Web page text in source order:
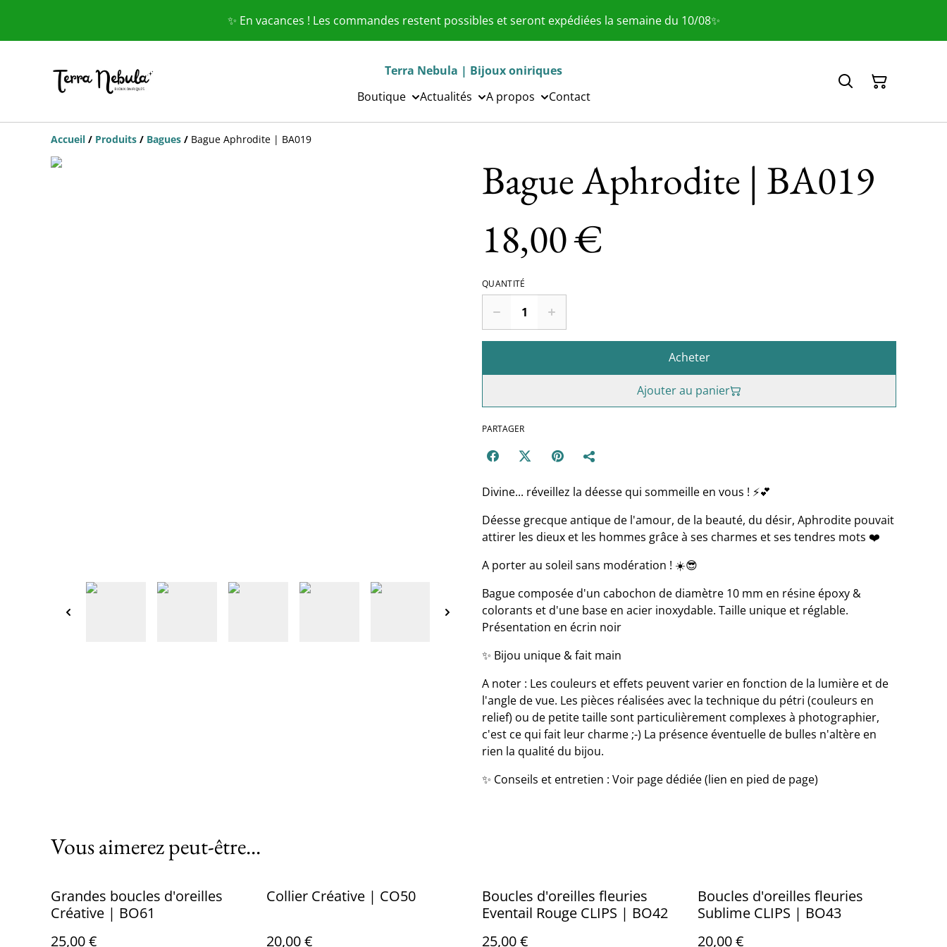
✨ En vacances ! Les commandes restent possibles et seront expédiées la semaine du 10/08✨
Terra Nebula | Bijoux oniriques
Boutique
Actualités A propos Contact
Accueil / Produits / Bagues / Bague Aphrodite | BA019
Bague Aphrodite | BA019
18,00 €
QUANTITÉ
Acheter
Ajouter au panier
PARTAGER
Divine... réveillez la déesse qui sommeille en vous ! ⚡️💕
Déesse grecque antique de l'amour, de la beauté, du désir, Aphrodite pouvait
attirer les dieux et les hommes grâce à ses charmes et ses tendres mots ❤️
A porter au soleil sans modération ! ☀️😎
Bague composée d'un cabochon de diamètre 10 mm en résine époxy &
colorants et d'une base en acier inoxydable. Taille unique et réglable.
Présentation en écrin noir
✨ Bijou unique & fait main
A noter : Les couleurs et effets peuvent varier en fonction de la lumière et de
l'angle de vue. Les pièces réalisées avec la technique du pétri (couleurs en
relief) ou de petite taille sont particulièrement complexes à photographier,
c'est ce qui fait leur charme ;-) La présence éventuelle de bulles n'altère en
rien la qualité du bijou.
✨ Conseils et entretien : Voir page dédiée (lien en pied de page)
Vous aimerez peut-être...
Grandes boucles d'oreilles
Créative | BO61
25,00 €
Collier Créative | CO50
20,00 €
Boucles d'oreilles fleuries
Eventail Rouge CLIPS | BO42
25,00 €
Boucles d'oreilles fleuries
Sublime CLIPS | BO43
20,00 €